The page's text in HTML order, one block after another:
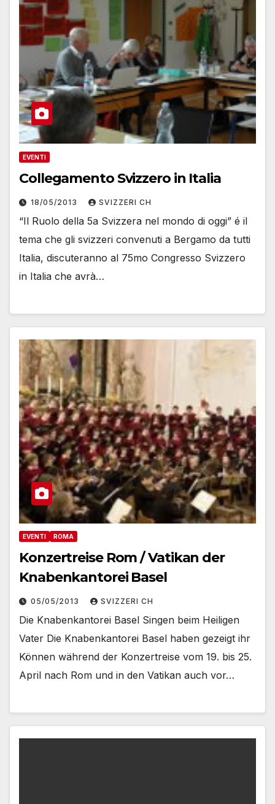
EVENTI
Collegamento Svizzero in Italia
18/05/2013 SVIZZERI CH
“Il Ruolo della 5a Svizzera nel mondo di oggi” é il
tema che gli svizzeri convenuti a Bergamo da tutti
Italia, discuteranno al 75mo Congresso Svizzero
in Italia che avrà…
EVENTI ROMA
Konzertreise Rom / Vatikan der
Knabenkantorei Basel
05/05/2013 SVIZZERI CH
Die Knabenkantorei Basel Singen beim Heiligen
Vater Die Knabenkantorei Basel haben gezeigt ihr
Können während der Konzertreise vom 19. bis 25.
April nach Rom und in den Vatikan auch vor…